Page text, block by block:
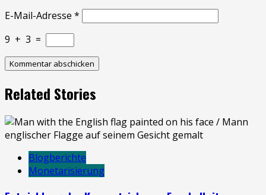
E-Mail-Adresse *
9 + 3 =
Related Stories
Blogberichte
Monetarisierung